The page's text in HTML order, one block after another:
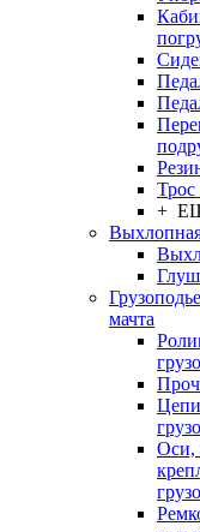
Трос
+
мачта
Цепи
Оси,